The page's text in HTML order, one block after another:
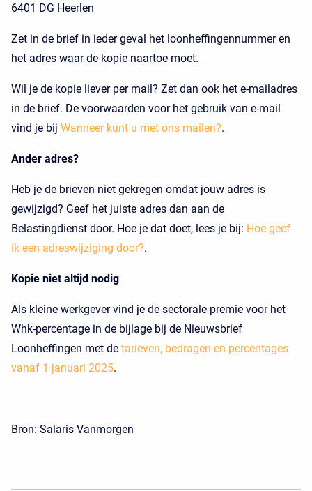
6401 DG Heerlen
Zet in de brief in ieder geval het loonheffingennummer en
het adres waar de kopie naartoe moet.
Wil je de kopie liever per mail? Zet dan ook het e-mailadres
in de brief. De voorwaarden voor het gebruik van e-mail
vind je bij Wanneer kunt u met ons mailen?.
Ander adres?
Heb je de brieven niet gekregen omdat jouw adres is
gewijzigd? Geef het juiste adres dan aan de
Belastingdienst door. Hoe je dat doet, lees je bij: Hoe geef
ik een adreswijziging door?.
Kopie niet altijd nodig
Als kleine werkgever vind je de sectorale premie voor het
Whk-percentage in de bijlage bij de Nieuwsbrief
Loonheffingen met de tarieven, bedragen en percentages
vanaf 1 januari 2025.
Bron: Salaris Vanmorgen